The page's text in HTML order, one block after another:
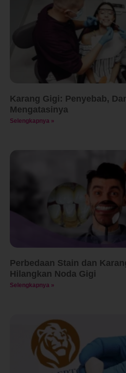
Karang Gigi: Penyebab,
Mengatasinya
Selengkapnya »
Perbedaan Stain dan
Hilangkan Noda Gigi
Selengkapnya »